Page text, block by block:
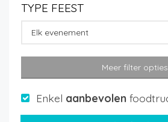
TYPE FEEST
Elk evenement
Meer filter opties
Enkel aanbevolen